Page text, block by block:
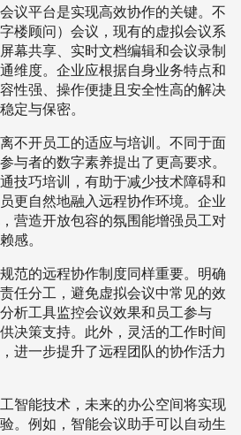
议平台是实现高效协作的关键。不
楼顾问）会议，现有的虚拟会议系
幕共享、实时文档编辑和会议录制
维度。企业应根据自身业务特点和
性强、操作便捷且安全性高的解决
定与保密。
不开员工的适应与培训。不同于面
与者的数字素养提出了更高要求。
技巧培训，有助于减少技术障碍和
更自然地融入远程协作环境。企业
营造开放包容的氛围能增强员工对
感。
范的远程协作制度同样重要。明确
任分工，避免虚拟会议中常见的效
析工具监控会议效果和员工参与
决策支持。此外，灵活的工作时间
进一步提升了远程团队的协作活力
智能技术，未来的办公空间将实现
。例如，智能会议助手可以自动生